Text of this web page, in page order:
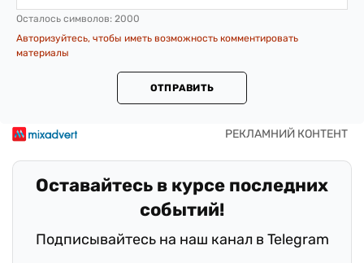
Осталось символов: 2000
Авторизуйтесь, чтобы иметь возможность комментировать
материалы
ОТПРАВИТЬ
Оставайтесь в курсе последних
событий!
Подписывайтесь на наш канал в Telegram